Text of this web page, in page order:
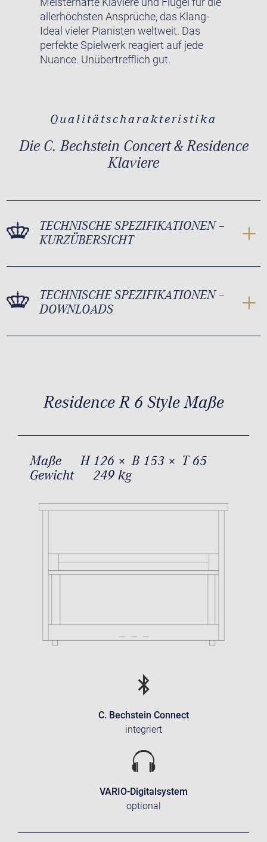
allerhöchsten Ansprüche, das Klang-
Ideal vieler Pianisten weltweit. Das
perfekte Spielwerk reagiert auf jede
Nuance. Unübertrefflich gut.
Qualitätscharakteristika
Die C. Bechstein Concert & Residence
Klaviere
TECHNISCHE SPEZIFIKATIONEN –
KURZÜBERSICHT
TECHNISCHE SPEZIFIKATIONEN –
DOWNLOADS
Residence R 6 Style Maße
Maße
H 126 × B 153 × T 65
Gewicht
249 kg
C. Bechstein Connect
integriert
VARIO-Digitalsystem
optional